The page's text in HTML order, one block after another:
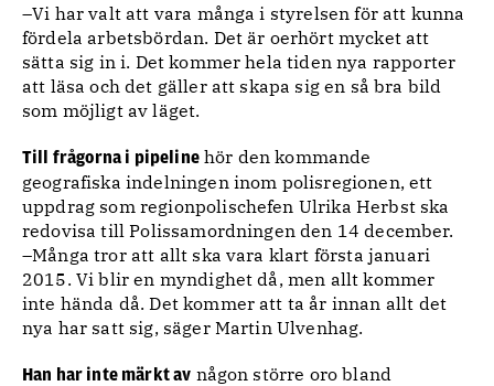
–Vi har valt att vara många i styrelsen för att kunna
fördela arbetsbördan. Det är oerhört mycket att
sätta sig in i. Det kommer hela tiden nya rapporter
att läsa och det gäller att skapa sig en så bra bild
som möjligt av läget.
Till frågorna i pipelinehör den kommande
geografiska indelningen inom polisregionen, ett
uppdrag som regionpolischefen Ulrika Herbst ska
redovisa till Polissamordningen den 14 december.
–Många tror att allt ska vara klart första januari
2015. Vi blir en myndighet då, men allt kommer
inte hända då. Det kommer att ta år innan allt det
nya har satt sig, säger Martin Ulvenhag.
Han har inte märkt av någon större oro bland